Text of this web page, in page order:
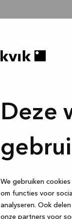
Deze
We gebruiken
om functies voor
analyseren. Ook
onze partners voor